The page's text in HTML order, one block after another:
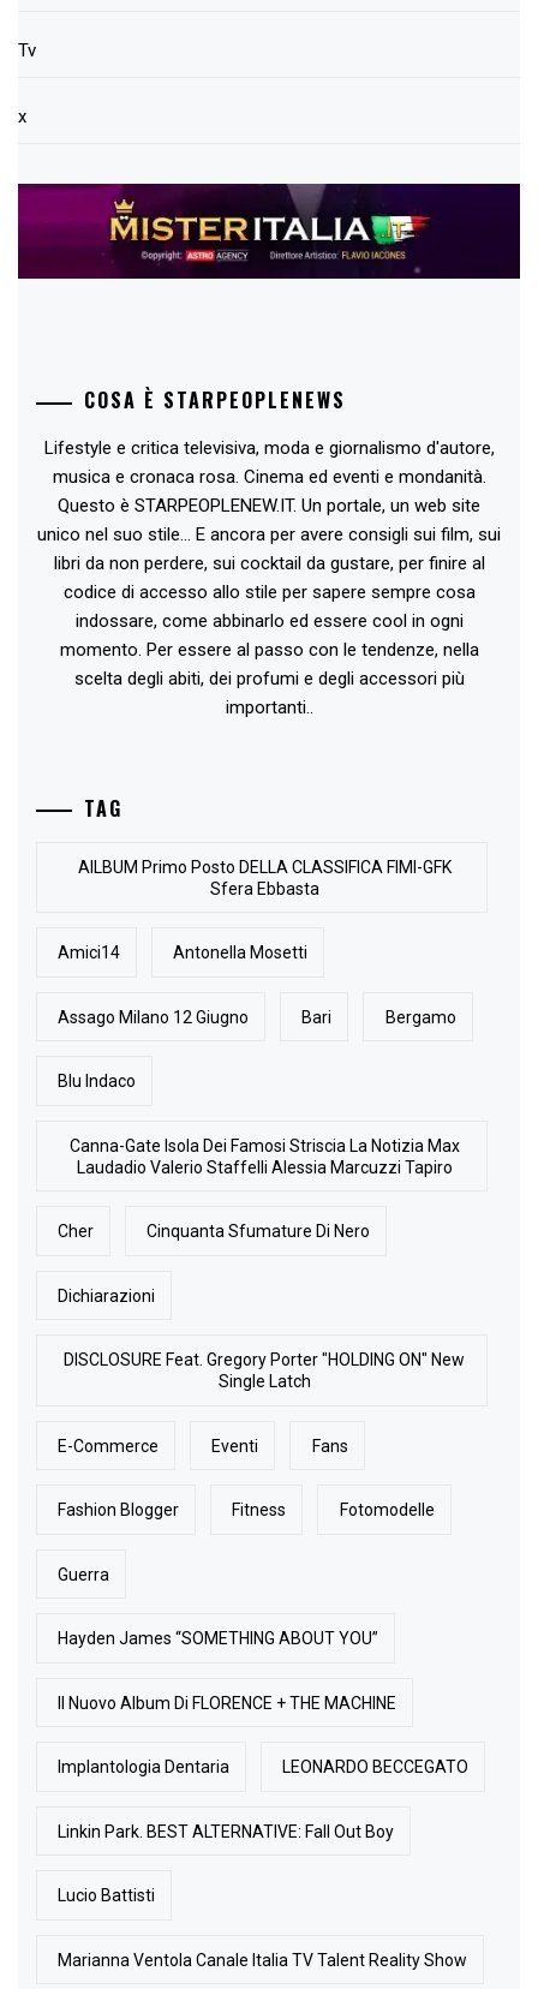
Tv
x
COSA È STARPEOPLENEWS
Lifestyle e critica televisiva, moda e giornalismo d'autore,
musica e cronaca rosa. Cinema ed eventi e mondanità.
Questo è STARPEOPLENEW.IT. Un portale, un web site
unico nel suo stile... E ancora per avere consigli sui film, sui
libri da non perdere, sui cocktail da gustare, per finire al
codice di accesso allo stile per sapere sempre cosa
indossare, come abbinarlo ed essere cool in ogni
momento. Per essere al passo con le tendenze, nella
scelta degli abiti, dei profumi e degli accessori più
importanti..
TAG
AlLBUM Primo Posto DELLA CLASSIFICA FIMI-GFK
Sfera Ebbasta
Amici14 Antonella Mosetti
Assago Milano 12 Giugno Bari Bergamo
Blu Indaco
Canna-Gate Isola Dei Famosi Striscia La Notizia Max
Laudadio Valerio Staffelli Alessia Marcuzzi Tapiro
Cher Cinquanta Sfumature Di Nero
Dichiarazioni
DISCLOSURE Feat. Gregory Porter "HOLDING ON" New
Single Latch
E-Commerce Eventi Fans
Fashion Blogger Fitness Fotomodelle
Guerra
Hayden James “SOMETHING ABOUT YOU”
Il Nuovo Album Di FLORENCE + THE MACHINE
Implantologia Dentaria LEONARDO BECCEGATO
Linkin Park. BEST ALTERNATIVE: Fall Out Boy
Lucio Battisti
Marianna Ventola Canale Italia TV Talent Reality Show